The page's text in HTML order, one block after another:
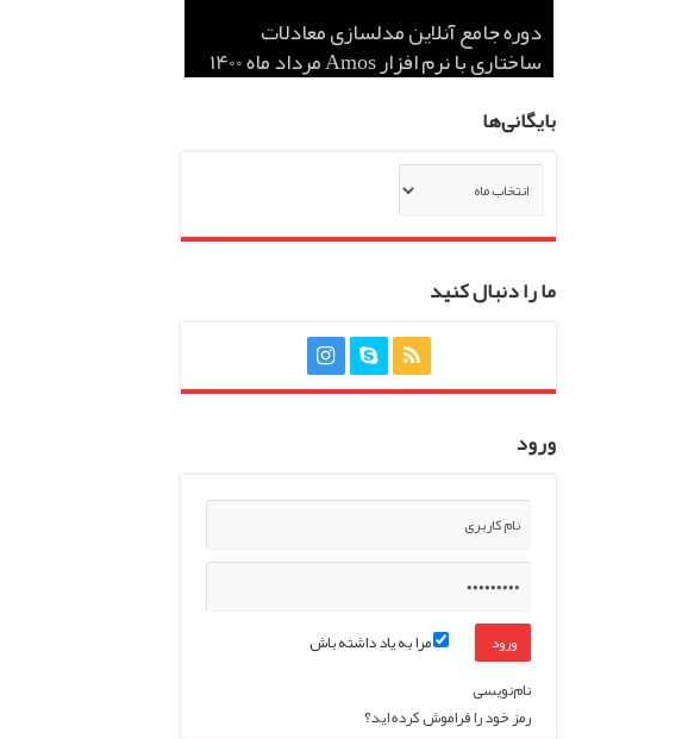
دوره جامع آنلاین مدلسازی معادلات
ساختاری با نرم افزار Amos مرداد ماه 1400
تجربه دکتر مهسا اسدالله از آکادمی تحلیل
آماری ایران
تجربه پیمان سیدی از آکادمی تحلیل آماری
ایران
تجربه دکتر زهرا عطف از آکادمی تحلیل
آماری ایران
تجربه دکتر خزایی از آکادمی تحلیل آماری
ایران
بایگانی‌ها
ما را دنبال کنید
ورود
مرا به یاد داشته باش
نام‌نویسی
رمز خود را فراموش کرده اید؟